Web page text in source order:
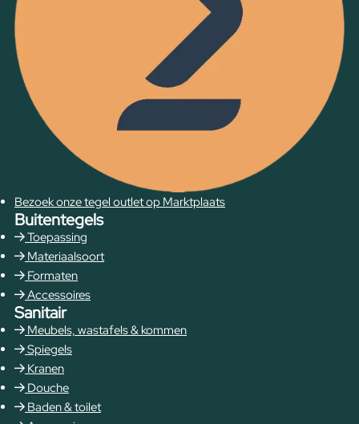
Bezoek onze tegel outlet op Marktplaats
Buitentegels
Toepassing
Materiaalsoort
Formaten
Accessoires
Sanitair
Meubels, wastafels & kommen
Spiegels
Kranen
Douche
Baden & toilet